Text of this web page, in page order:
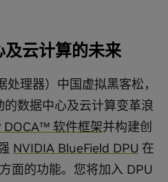
云计算的未来
理器）中国虚拟黑客松，
数据中心及云计算变革浪
DOCA™ 软件框架并构建创
NVIDIA BlueField DPU 在
面的功能。您将加入 DPU